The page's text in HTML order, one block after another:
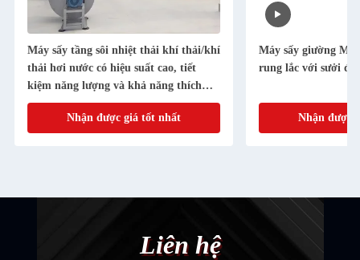
Máy sấy tầng sôi nhiệt thải khí thải/khí
thải hơi nước có hiệu suất cao, tiết
kiệm năng lượng và khả năng thích
ứng rộng.
Nhận được giá tốt nhất
Máy sấy giường
rung lắc với sưởi
Nhận được
Liên hệ